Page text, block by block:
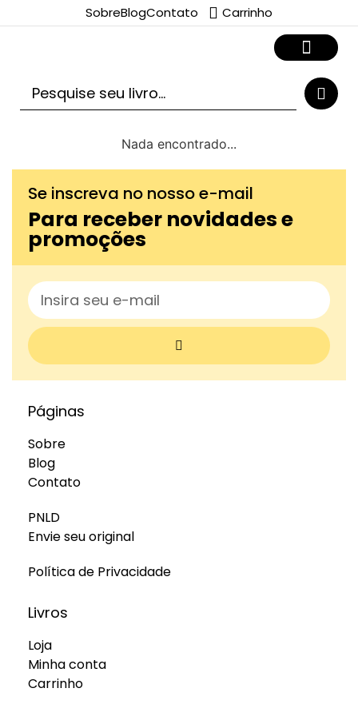
SobreBlogContato Carrinho
Nada encontrado...
Se inscreva no nosso e-mail
Para receber novidades e
promoções
Páginas
Sobre
Blog
Contato
PNLD
Envie seu original
Política de Privacidade
Livros
Loja
Minha conta
Carrinho